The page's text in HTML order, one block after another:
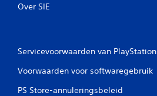
Over SIE
Servicevoorwaarden van PlayStation
Voorwaarden voor softwaregebruik
PS Store-annuleringsbeleid